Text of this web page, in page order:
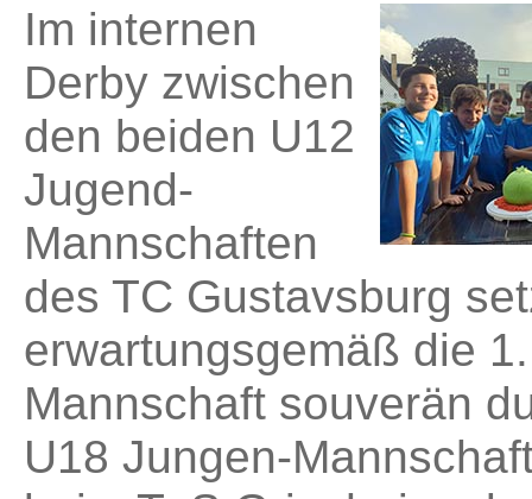
Im internen
Derby zwischen
den beiden U12
Jugend-
Mannschaften
des TC Gustavsburg
erwartungsgemäß die 1.
Mannschaft souverän
U18 Jungen-